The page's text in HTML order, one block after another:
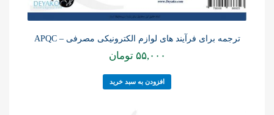
ترجمه برای فرآیند های لوازم الکترونیکی مصرفی – APQC
۵۵,۰۰۰ تومان
افزودن به سبد خرید